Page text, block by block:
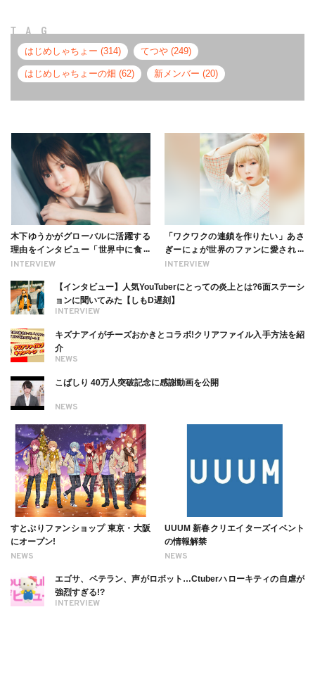
TAG
はじめしゃちょー (314) てつや (249)
はじめしゃちょーの畑 (62) 新メンバー (20)
INTERVIEW
木下ゆうかがグローバルに活躍する
理由をインタビュー「世界中に食べ
る幸せを伝えたい」新事務所加入に
INTERVIEW
「ワクワクの連鎖を作りたい」あさ
ぎーにょが世界のファンに愛される
理由【インタビュー】
INTERVIEW
【インタビュー】人気YouTuberにとっての炎上とは?6面ステーシ
ョンに聞いてみた【しもD遅刻】
NEWS
キズナアイがチーズおかきとコラボ!クリアファイル入手方法を紹
介
NEWS
こばしり 40万人突破記念に感謝動画を公開
NEWS
すとぷりファンショップ 東京・大阪
にオープン!
NEWS
UUUM 新春クリエイターズイベント
の情報解禁
INTERVIEW
エゴサ、ベテラン、声がロボット…Ctuberハローキティの自虐が
強烈すぎる!?